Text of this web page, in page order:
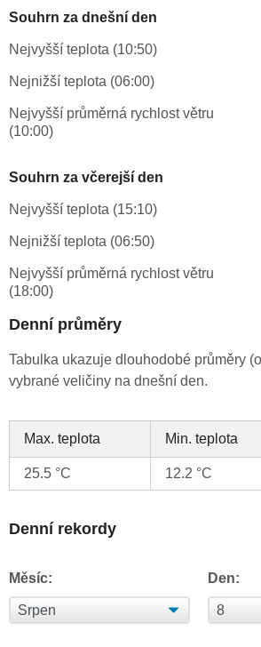
Souhrn za dnešní den
Nejvyšší teplota (10:50)
Nejnižší teplota (06:00)
Nejvyšší průměrná rychlost větru
(10:00)
Souhrn za včerejší den
Nejvyšší teplota (15:10)
Nejnižší teplota (06:50)
Nejvyšší průměrná rychlost větru
(18:00)
Denní průměry
Tabulka ukazuje dlouhodobé průměry
vybrané veličiny na dnešní den.
Max. teplota Min. teplota
25.5 °C 12.2 °C
Denní rekordy
Měsíc: Den: